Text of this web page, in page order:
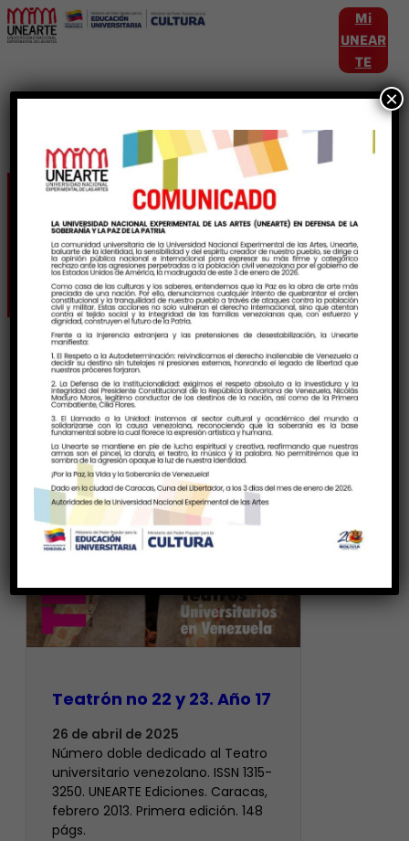
Mi
UNEAR
TE
Etiqueta:
ConstituyenteUniversitaria
Teatrón no 22 y 23. Año 17
26 de abril de 2025
Número doble dedicado al Teatro
universitario venezolano. ISSN 1315-
3250. UNEARTE Ediciones. Caracas,
febrero 2013. Primera edición. 148
págs.
×